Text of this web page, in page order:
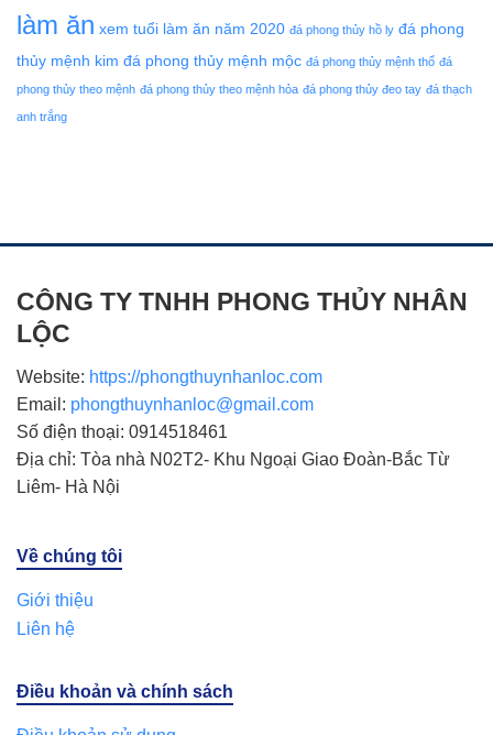
làm ăn xem tuổi làm ăn năm 2020 đá phong thủy hồ ly đá phong
thủy mệnh kim đá phong thủy mệnh mộc đá phong thủy mệnh thổ đá
phong thủy theo mệnh đá phong thủy theo mệnh hỏa đá phong thủy đeo tay đá thạch
anh trắng
CÔNG TY TNHH PHONG THỦY NHÂN
LỘC
Website: https://phongthuynhanloc.com
Email: phongthuynhanloc@gmail.com
Số điện thoại: 0914518461
Địa chỉ: Tòa nhà N02T2- Khu Ngoại Giao Đoàn-Bắc Từ
Liêm- Hà Nội
Về chúng tôi
Giới thiệu
Liên hệ
Điều khoản và chính sách